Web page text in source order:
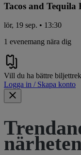
Tacos and Tequila
lör, 19 sep. • 13:30
1 evenemang nära dig
Vill du ha bättre
Logga in / Skapa konto